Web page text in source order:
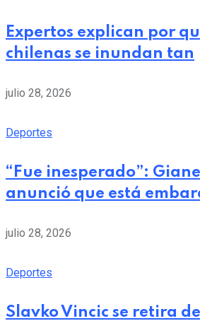
Expertos explican por
chilenas se inundan tan
julio 28, 2026
Deportes
“Fue inesperado”:
anunció que está
julio 28, 2026
Deportes
Slavko Vincic se retira